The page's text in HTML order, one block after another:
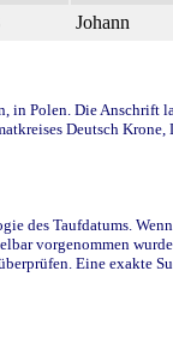
Johann
Polen. Die
Deutsch
des Taufdatums.
vorgenommen
Eine exakte